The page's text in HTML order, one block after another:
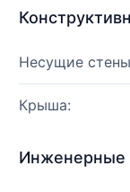
Несущие
Крыша:
Инженерные